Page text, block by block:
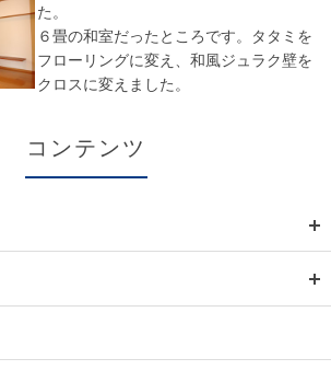
た。
６畳の和室だったところです。タタミを
フローリングに変え、和風ジュラク壁を
クロスに変えました。
コンテンツ